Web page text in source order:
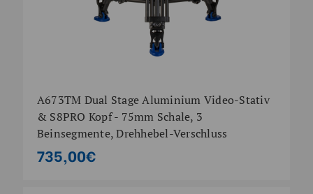
A673TM Dual Stage Aluminium Video-Stativ
& S8PRO Kopf - 75mm Schale, 3
Beinsegmente, Drehhebel-Verschluss
735,00€